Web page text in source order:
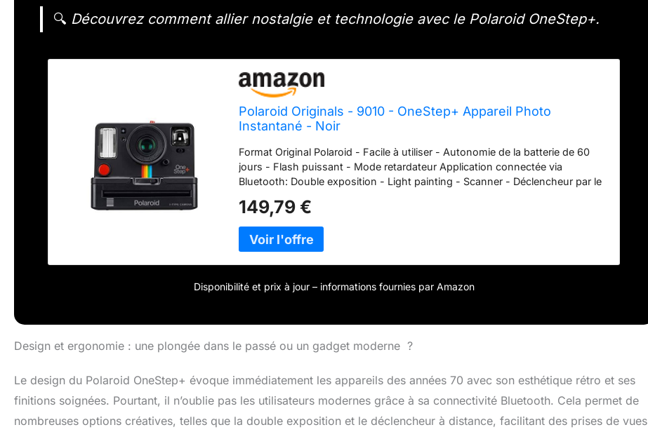
🔍 Découvrez comment allier nostalgie et technologie avec le Polaroid OneStep+.
Polaroid Originals - 9010 - OneStep+ Appareil Photo
Instantané - Noir
Format Original Polaroid - Facile à utiliser - Autonomie de la batterie de 60
jours - Flash puissant - Mode retardateur Application connectée via
Bluetooth: Double exposition - Light painting - Scanner - Déclencheur par le
pouvez passer d'un objectif à l'autre. Un pour le portrait, photo de 0, 30 cm
à 0, 60 cm. La seconde est standard: photo de 60 cm à Infini. Disponible
pour iOS et Android OneStep + Camera - Cble de chargement USB -
Bandoulière - Manuel d'utilisation - Guide de démarrage rapide Distance
149,79 €
Disponibilité et prix à jour – informations fournies par Amazon
Design et ergonomie : une plongée dans le passé ou un gadget moderne ?
Le design du Polaroid OneStep+ évoque immédiatement les appareils des années 70 avec son esthétique rétro et ses
finitions soignées. Pourtant, il n’oublie pas les utilisateurs modernes grâce à sa connectivité Bluetooth. Cela permet de
nombreuses options créatives, telles que la double exposition et le déclencheur à distance, facilitant des prises de vues